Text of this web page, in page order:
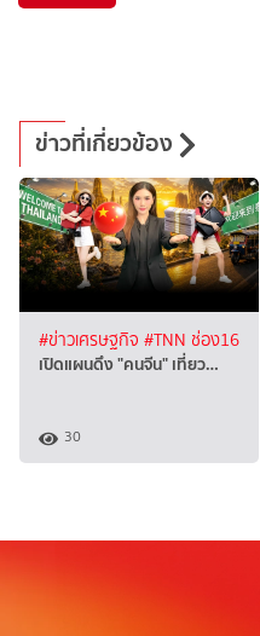
ข่าวที่เกี่ยวข้อง
#ข่าวเศรษฐกิจ #TNN ช่อง16
เปิดแผนดึง "คนจีน" เที่ยว…
30